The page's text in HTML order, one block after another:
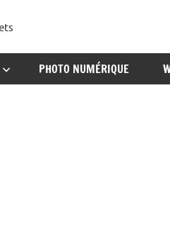
PHOTO NUMÉRIQUE